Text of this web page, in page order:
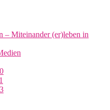
– Miteinander (er)leben in